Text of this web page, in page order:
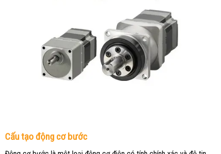
Cấu tạo động cơ bước